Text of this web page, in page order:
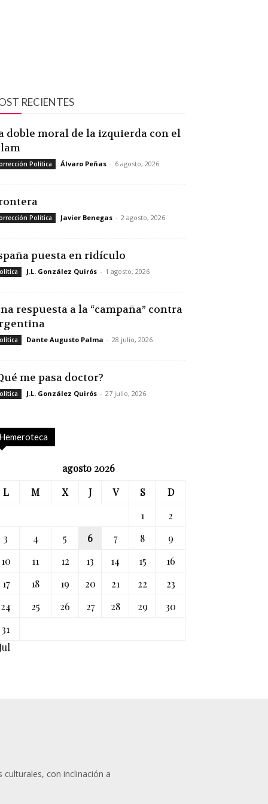
RECIENTES
doble moral de la izquierda con el
Política Álvaro Peñas - 6 agosto, 2026
Política Javier Benegas - 2 agosto, 2026
puesta en ridículo
J.L. González Quirós - 1 agosto, 2026
respuesta a la “campaña” contra
Dante Augusto Palma - 28 julio, 2026
me pasa doctor?
J.L. González Quirós - 27 julio, 2026
Hemeroteca
agosto 2026
L
M X J V S
D
1
2
3
4 5 6 7 8
9
10
11 12 13 14 15
16
17
18 19 20 21 22
23
24
25 26 27 28 29
30
31
con inclinación a